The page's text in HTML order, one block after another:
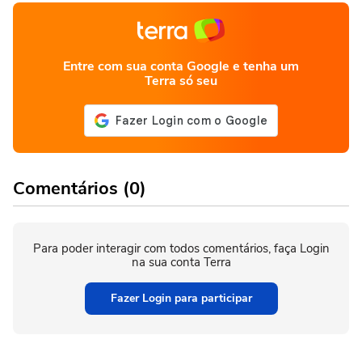
Entre com sua conta Google e tenha um
Terra só seu
Comentários (0)
Para poder interagir com todos comentários, faça Login
na sua conta Terra
Fazer Login para participar